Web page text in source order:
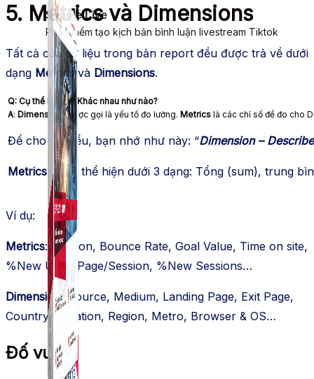
Simple Live
Phần mềm tạo kịch bản bình luận livestream Tiktok
5. Metrics và Dimensions
Tất cả các dữ liệu trong bản report đều được trả về dưới
dạng Metricsvà Dimensions.
Q: Cụ thể hơn đi? Khác nhau như nào?
A: Dimensionsđược gọi là yếu tố đo lường. Metrics là các chỉ số để đo cho
Để cho dễ hiểu, bạn nhớ như này: “Dimension –
Metrics được thể hiện dưới 3 dạng: Tổng (sum), trung
Ví dụ:
Metrics: Session, Bounce Rate, Goal Value, Time on site,
%New User, Page/Session, %New Sessions…
Dimension: Source, Medium, Landing Page, Exit Page,
Country, Location, Region, Metro, Browser & OS…
Đố vui: